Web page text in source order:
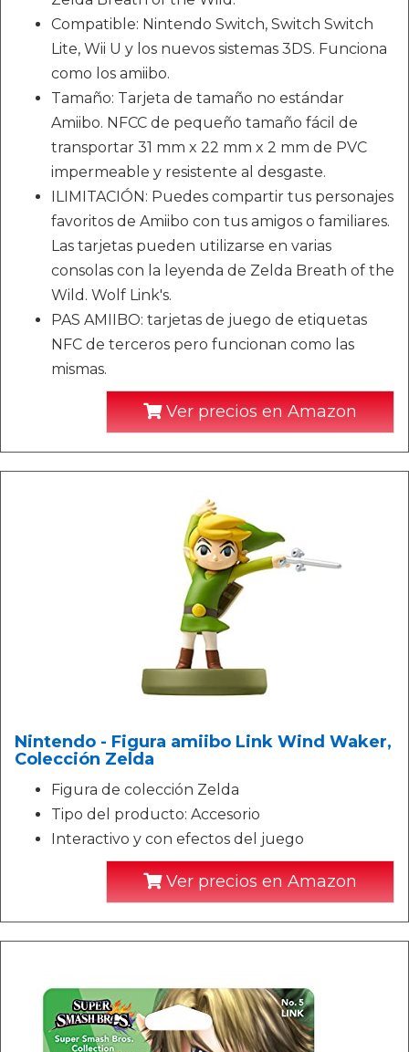
Compatible: Nintendo Switch, Switch Switch
Lite, Wii U y los nuevos sistemas 3DS. Funciona
como los amiibo.
Tamaño: Tarjeta de tamaño no estándar
Amiibo. NFCC de pequeño tamaño fácil de
transportar 31 mm x 22 mm x 2 mm de PVC
impermeable y resistente al desgaste.
ILIMITACIÓN: Puedes compartir tus personajes
favoritos de Amiibo con tus amigos o familiares.
Las tarjetas pueden utilizarse en varias
consolas con la leyenda de Zelda Breath of the
Wild. Wolf Link's.
PAS AMIIBO: tarjetas de juego de etiquetas
NFC de terceros pero funcionan como las
mismas.
Ver precios en Amazon
Nintendo - Figura amiibo Link Wind Waker,
Colección Zelda
Figura de colección Zelda
Tipo del producto: Accesorio
Interactivo y con efectos del juego
Ver precios en Amazon